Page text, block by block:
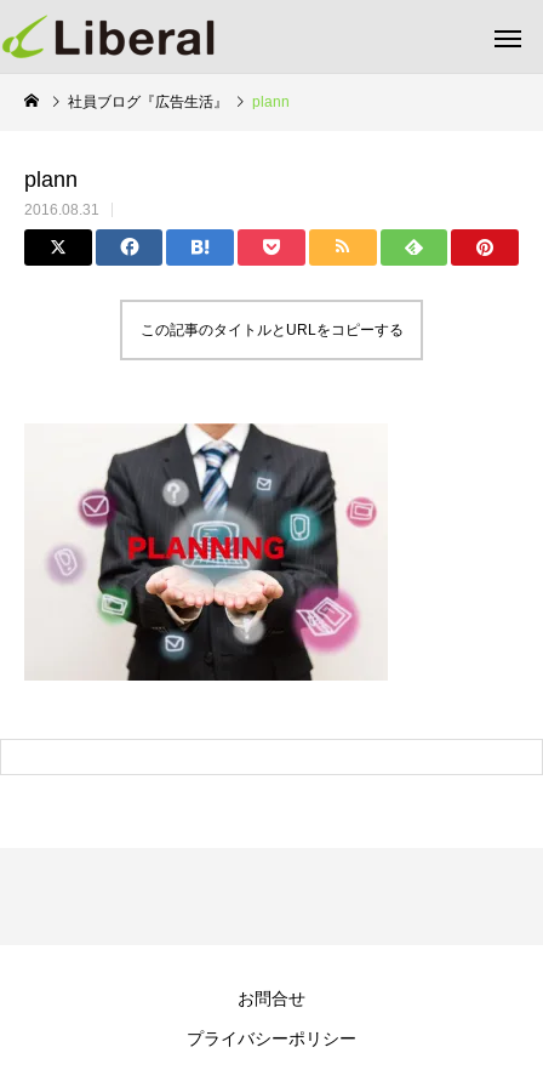
社員ブログ『広告生活』 plann
plann
2016.08.31
この記事のタイトルとURLをコピーする
お問合せ
プライバシーポリシー